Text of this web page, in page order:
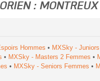
:
Hommes • MXSky -
• MXSky - Masters 2 Femmes •
• MXSky - Seniors Femmes •